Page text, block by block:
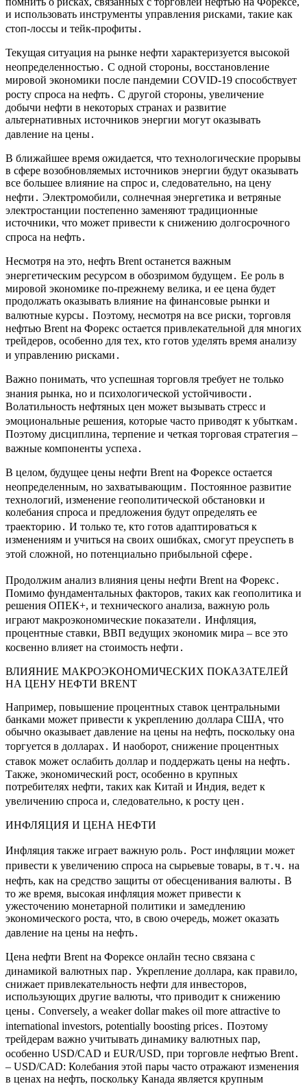
и использовать инструменты управления рисками, такие как
стоп-лоссы и тейк-профиты․
Текущая ситуация на рынке нефти характеризуется высокой
неопределенностью․ С одной стороны, восстановление
мировой экономики после пандемии COVID-19 способствует
росту спроса на нефть․ С другой стороны, увеличение
добычи нефти в некоторых странах и развитие
альтернативных источников энергии могут оказывать
давление на цены․
В ближайшее время ожидается, что технологические прорывы
в сфере возобновляемых источников энергии будут оказывать
все большее влияние на спрос и, следовательно, на цену
нефти․ Электромобили, солнечная энергетика и ветряные
электростанции постепенно заменяют традиционные
источники, что может привести к снижению долгосрочного
спроса на нефть․
Несмотря на это, нефть Brent останется важным
энергетическим ресурсом в обозримом будущем․ Ее роль в
мировой экономике по-прежнему велика, и ее цена будет
продолжать оказывать влияние на финансовые рынки и
валютные курсы․ Поэтому, несмотря на все риски, торговля
нефтью Brent на Форекс остается привлекательной для многих
трейдеров, особенно для тех, кто готов уделять время анализу
и управлению рисками․
Важно понимать, что успешная торговля требует не только
знания рынка, но и психологической устойчивости․
Волатильность нефтяных цен может вызывать стресс и
эмоциональные решения, которые часто приводят к убыткам․
Поэтому дисциплина, терпение и четкая торговая стратегия –
важные компоненты успеха․
В целом, будущее цены нефти Brent на Форексе остается
неопределенным, но захватывающим․ Постоянное развитие
технологий, изменение геополитической обстановки и
колебания спроса и предложения будут определять ее
траекторию․ И только те, кто готов адаптироваться к
изменениям и учиться на своих ошибках, смогут преуспеть в
этой сложной, но потенциально прибыльной сфере․
Продолжим анализ влияния цены нефти Brent на Форекс․
Помимо фундаментальных факторов, таких как геополитика и
решения ОПЕК+, и технического анализа, важную роль
играют макроэкономические показатели․ Инфляция,
процентные ставки, ВВП ведущих экономик мира – все это
косвенно влияет на стоимость нефти․
ВЛИЯНИЕ МАКРОЭКОНОМИЧЕСКИХ ПОКАЗАТЕЛЕЙ
НА ЦЕНУ НЕФТИ BRENT
Например, повышение процентных ставок центральными
банками может привести к укреплению доллара США, что
обычно оказывает давление на цены на нефть, поскольку она
торгуется в долларах․ И наоборот, снижение процентных
ставок может ослабить доллар и поддержать цены на нефть․
Также, экономический рост, особенно в крупных
потребителях нефти, таких как Китай и Индия, ведет к
увеличению спроса и, следовательно, к росту цен․
ИНФЛЯЦИЯ И ЦЕНА НЕФТИ
Инфляция также играет важную роль․ Рост инфляции может
привести к увеличению спроса на сырьевые товары, в т․ч․ на
нефть, как на средство защиты от обесценивания валюты․ В
то же время, высокая инфляция может привести к
ужесточению монетарной политики и замедлению
экономического роста, что, в свою очередь, может оказать
давление на цены на нефть․
Цена нефти Brent на Форексе онлайн тесно связана с
динамикой валютных пар․ Укрепление доллара, как правило,
снижает привлекательность нефти для инвесторов,
использующих другие валюты, что приводит к снижению
цены․ Conversely, a weaker dollar makes oil more attractive to
international investors, potentially boosting prices․ Поэтому
трейдерам важно учитывать динамику валютных пар,
особенно USD/CAD и EUR/USD, при торговле нефтью Brent․
– USD/CAD: Колебания этой пары часто отражают изменения
в ценах на нефть, поскольку Канада является крупным